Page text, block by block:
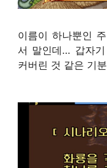
이름이 하나뿐인
서 말인데… 갑자
커버린 것 같은 기